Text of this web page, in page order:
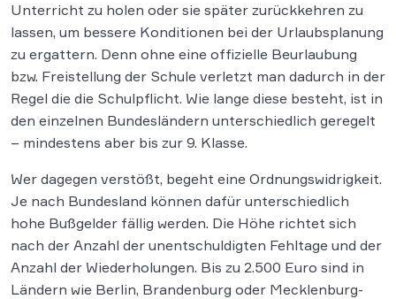
Unterricht zu holen oder sie später zurückkehren zu
lassen, um bessere Konditionen bei der Urlaubsplanung
zu ergattern. Denn ohne eine offizielle Beurlaubung
bzw. Freistellung der Schule verletzt man dadurch in der
Regel die die Schulpflicht. Wie lange diese besteht, ist in
den einzelnen Bundesländern unterschiedlich geregelt
– mindestens aber bis zur 9. Klasse.
Wer dagegen verstößt, begeht eine Ordnungswidrigkeit.
Je nach Bundesland können dafür unterschiedlich
hohe Bußgelder fällig werden. Die Höhe richtet sich
nach der Anzahl der unentschuldigten Fehltage und der
Anzahl der Wiederholungen. Bis zu 2.500 Euro sind in
Ländern wie Berlin, Brandenburg oder Mecklenburg-